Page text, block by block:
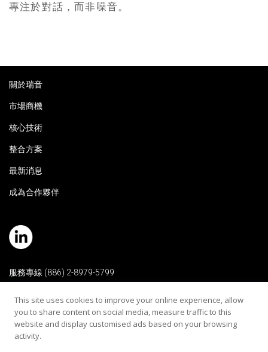
專注於對話，而非噪音。
關於瑞音
市場商機
核心技術
整合方案
最新消息
成為合作夥伴
服務專線 (886) 2-8979-5799
瑞音生技醫療器材股份有限公司
Copyright 2024 © All Rights Reserved |
This site uses cookies to improve your online experience, allow
you to share content on social media, measure traffic to this
website and display customised ads based on your browsing
activity.